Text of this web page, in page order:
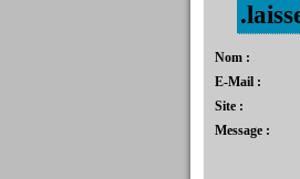
Nom :
E-Mail :
Site :
Message :